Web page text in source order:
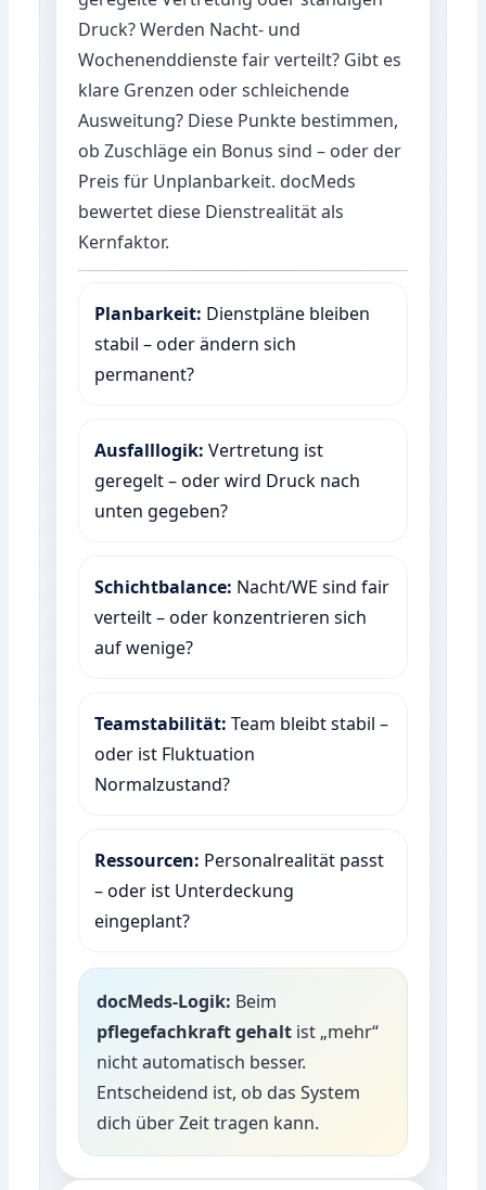
Druck? Werden Nacht- und
Wochenenddienste fair verteilt? Gibt es
klare Grenzen oder schleichende
Ausweitung? Diese Punkte bestimmen,
ob Zuschläge ein Bonus sind – oder der
Preis für Unplanbarkeit. docMeds
bewertet diese Dienstrealität als
Kernfaktor.
Planbarkeit: Dienstpläne bleiben
stabil – oder ändern sich
permanent?
Ausfalllogik: Vertretung ist
geregelt – oder wird Druck nach
unten gegeben?
Schichtbalance: Nacht/WE sind fair
verteilt – oder konzentrieren sich
auf wenige?
Teamstabilität: Team bleibt stabil –
oder ist Fluktuation
Normalzustand?
Ressourcen: Personalrealität passt
– oder ist Unterdeckung
eingeplant?
docMeds-Logik: Beim
pflegefachkraft gehalt ist „mehr“
nicht automatisch besser.
Entscheidend ist, ob das System
dich über Zeit tragen kann.